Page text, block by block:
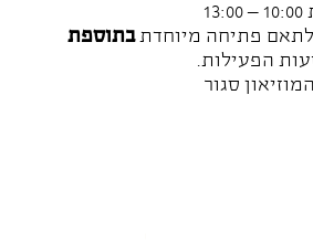
לתאם פתיחה מיוחדתבתוספת
הפעילות.